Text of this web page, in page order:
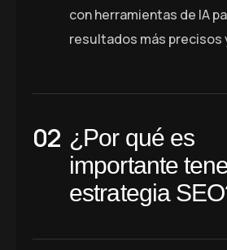
con herramientas de IA
resultados más precisos
¿Por qué es
importante
estrategia